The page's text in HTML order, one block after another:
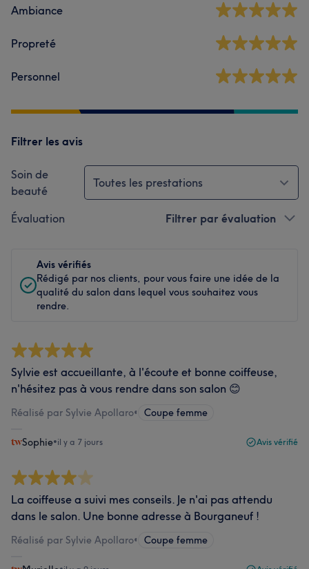
Ambiance
Propreté
Personnel
Filtrer les avis
Soin de
beauté
Toutes les prestations
Évaluation Filtrer par évaluation
Avis vérifiés
Rédigé par nos clients, pour vous faire une idée de la
qualité du salon dans lequel vous souhaitez vous
rendre.
Sylvie est accueillante, à l'écoute et bonne coiffeuse,
n'hésitez pas à vous rendre dans son salon 😊
Réalisé par Sylvie Apollaro• Coupe femme
Sophie•il y a 7 jours Avis vérifié
La coiffeuse a suivi mes conseils. Je n'ai pas attendu
dans le salon. Une bonne adresse à Bourganeuf !
Réalisé par Sylvie Apollaro• Coupe femme